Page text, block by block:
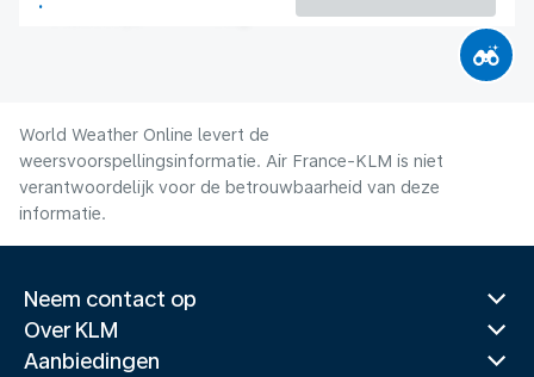
World Weather Online levert de
weersvoorspellingsinformatie. Air France-KLM is niet
verantwoordelijk voor de betrouwbaarheid van deze
informatie.
Neem contact op
Over KLM
Aanbiedingen